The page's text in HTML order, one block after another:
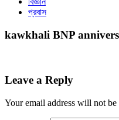
প্রবাস
kawkhali BNP
Leave a Reply
Your email address will not be